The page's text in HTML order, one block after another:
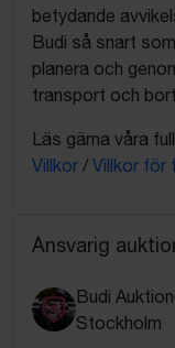
betydande
Budi så snart
planera och
transport och
Läs gärna våra
Villkor / Villkor för
Ansvarig
Budi
Stockholm